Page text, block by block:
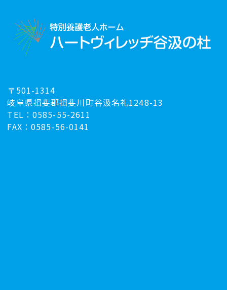
〒501-1314
岐阜県揖斐郡揖斐川町谷汲名礼1248-13
TEL：0585-55-2611
FAX：0585-56-0141